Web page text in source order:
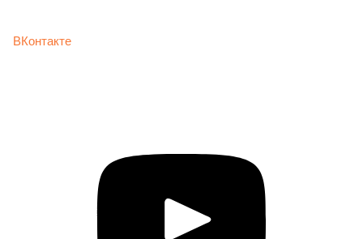
ВКонтакте